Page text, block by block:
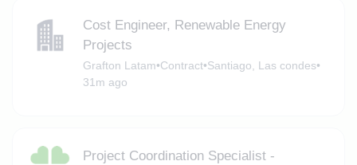
Cost Engineer, Renewable Energy
Projects
Grafton Latam•Contract•Santiago, Las condes•
31m ago
Project Coordination Specialist -